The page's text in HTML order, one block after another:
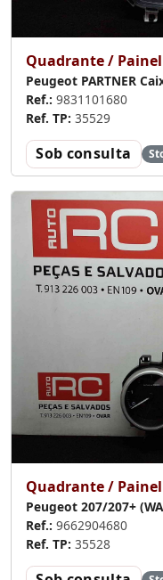
Quadrante /
Peugeot PARTNER
Ref.: 9831101680
Ref. TP: 35529
Sob consulta
Quadrante /
Peugeot 207/207+
Ref.: 9662904680
Ref. TP: 35528